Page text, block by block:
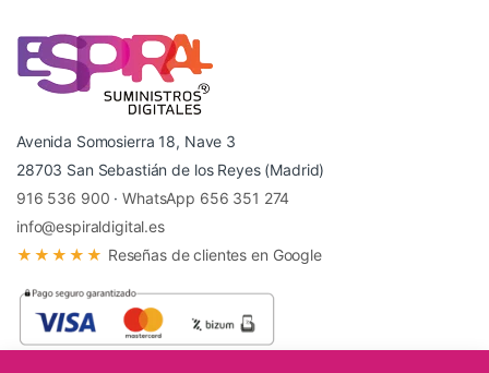
Avenida Somosierra 18, Nave 3
28703 San Sebastián de los Reyes (Madrid)
916 536 900 ·WhatsApp 656 351 274
info@espiraldigital.es
★★★★★ Reseñas de clientes en Google